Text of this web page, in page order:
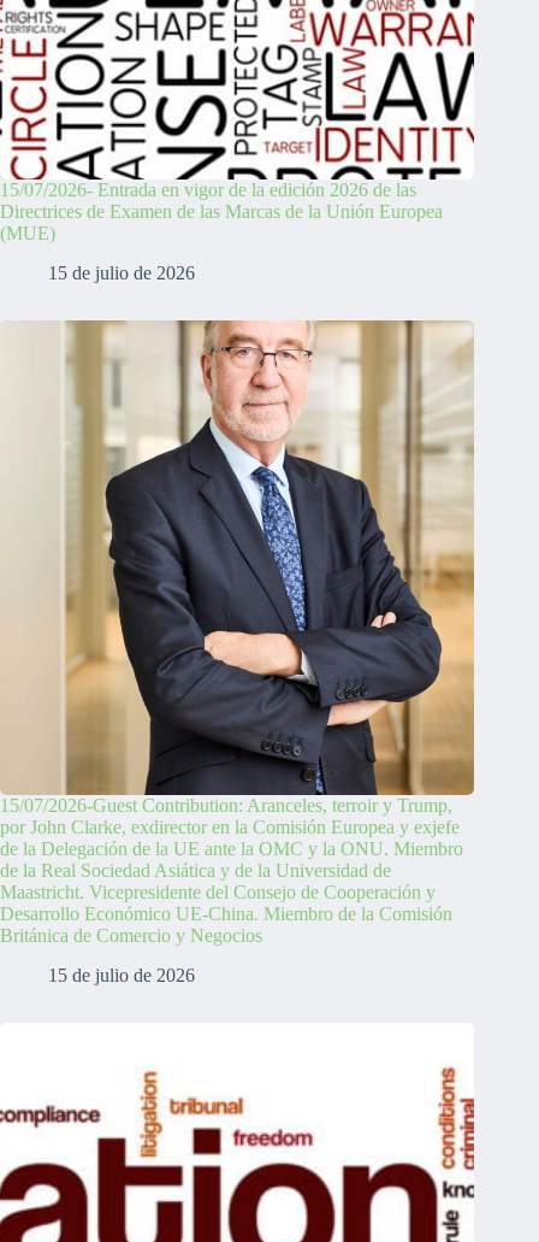
15/07/2026- Entrada en vigor de la edición 2026 de las
Directrices de Examen de las Marcas de la Unión Europea
(MUE)
15 de julio de 2026
15/07/2026-Guest Contribution: Aranceles, terroir y Trump,
por John Clarke, exdirector en la Comisión Europea y exjefe
de la Delegación de la UE ante la OMC y la ONU. Miembro
de la Real Sociedad Asiática y de la Universidad de
Maastricht. Vicepresidente del Consejo de Cooperación y
Desarrollo Económico UE-China. Miembro de la Comisión
Británica de Comercio y Negocios
15 de julio de 2026